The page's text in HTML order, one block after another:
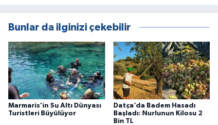
Bunlar da ilginizi çekebilir
Marmaris’in Su Altı Dünyası
Turistleri Büyülüyor
Datça’da Badem Hasadı
Başladı: Nurlunun Kilosu 2
Bin TL